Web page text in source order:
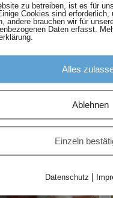
zu betreiben, ist es für
Cookies sind
andere brauchen wir für
Daten erfasst.
Alles
Ablehnen
Einzeln
Datenschutz |